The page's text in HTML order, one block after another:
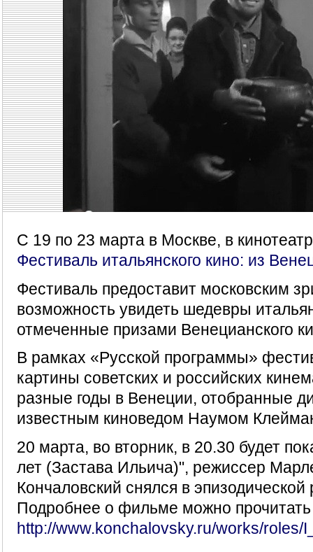
С 19 по 23 марта в Москве, в
Фестиваль итальянского кино: из
Фестиваль предоставит московским
возможность увидеть шедевры
отмеченные призами Венецианского
В рамках «Русской программы»
картины советских и российских
разные годы в Венеции, отобранные
известным киноведом Наумом
20 марта, во вторник, в 20.30 будет
лет (Застава Ильича)", режиссер
Кончаловский снялся в эпизодической
Подробнее о фильме можно прочитать
http://www.konchalovsky.ru/works/roles/